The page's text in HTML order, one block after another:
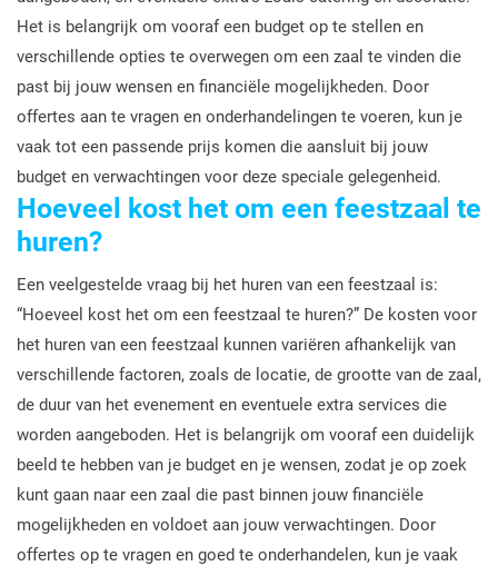
Het is belangrijk om vooraf een budget op te stellen en
verschillende opties te overwegen om een zaal te vinden die
past bij jouw wensen en financiële mogelijkheden. Door
offertes aan te vragen en onderhandelingen te voeren, kun je
vaak tot een passende prijs komen die aansluit bij jouw
budget en verwachtingen voor deze speciale gelegenheid.
Hoeveel kost het om een feestzaal te
huren?
Een veelgestelde vraag bij het huren van een feestzaal is:
“Hoeveel kost het om een feestzaal te huren?” De kosten voor
het huren van een feestzaal kunnen variëren afhankelijk van
verschillende factoren, zoals de locatie, de grootte van de zaal,
de duur van het evenement en eventuele extra services die
worden aangeboden. Het is belangrijk om vooraf een duidelijk
beeld te hebben van je budget en je wensen, zodat je op zoek
kunt gaan naar een zaal die past binnen jouw financiële
mogelijkheden en voldoet aan jouw verwachtingen. Door
offertes op te vragen en goed te onderhandelen, kun je vaak